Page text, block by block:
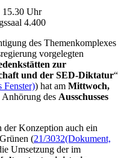
15.30 Uhr
4.400
des Themenkomplexes
vorgelegten
zur
und der SED-Diktatur“
Fenster)) hat am Mittwoch,
des Ausschusses
der Konzeption auch ein
(21/3032(Dokument,
Umsetzung der im